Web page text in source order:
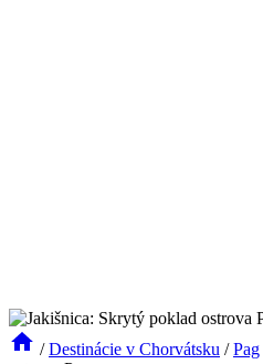
/ Destinácie v Chorvátsku / Pag